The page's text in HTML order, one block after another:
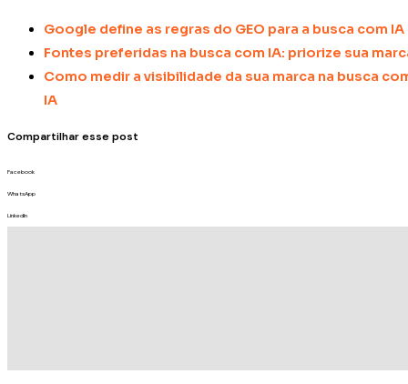
Google define as regras do GEO para a busca com IA
Fontes preferidas na busca com IA: priorize sua
Como medir a visibilidade da sua marca na busca
IA
Compartilhar esse post
Facebook
WhatsApp
LinkedIn